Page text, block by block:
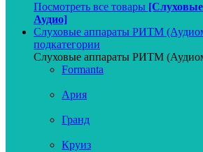
Посмотреть все товары
Аудио]
Слуховые аппараты РИТМ
подкатегории
Слуховые аппараты РИТМ
Formanta
Ария
Гранд
Круиз